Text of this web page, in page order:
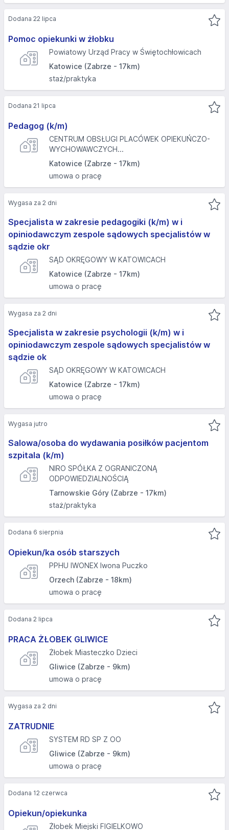
Pomoc opiekunki w żłobku
Powiatowy Urząd Pracy w Świętochłowicach
Katowice (Zabrze - 17km)
staż/praktyka
Dodana 22 lipca
Pedagog (k/m)
CENTRUM OBSŁUGI PLACÓWEK OPIEKUŃCZO-
WYCHOWAWCZYCH...
Katowice (Zabrze - 17km)
umowa o pracę
Dodana 21 lipca
Specjalista w zakresie pedagogiki (k/m) w i
opiniodawczym zespole sądowych specjalistów w
sądzie okr
SĄD OKRĘGOWY W KATOWICACH
Katowice (Zabrze - 17km)
umowa o pracę
Wygasa za 2 dni
Specjalista w zakresie psychologii (k/m) w i
opiniodawczym zespole sądowych specjalistów w
sądzie ok
SĄD OKRĘGOWY W KATOWICACH
Katowice (Zabrze - 17km)
umowa o pracę
Wygasa za 2 dni
Salowa/osoba do wydawania posiłków pacjentom
szpitala (k/m)
NIRO SPÓŁKA Z OGRANICZONĄ
ODPOWIEDZIALNOŚCIĄ
Tarnowskie Góry (Zabrze - 17km)
staż/praktyka
Wygasa jutro
Opiekun/ka osób starszych
PPHU IWONEX Iwona Puczko
Orzech (Zabrze - 18km)
umowa o pracę
Dodana 6 sierpnia
PRACA ŻŁOBEK GLIWICE
Żłobek Miasteczko Dzieci
Gliwice (Zabrze - 9km)
umowa o pracę
Dodana 2 lipca
ZATRUDNIE
SYSTEM RD SP Z OO
Gliwice (Zabrze - 9km)
umowa o pracę
Wygasa za 2 dni
Opiekun/opiekunka
Żłobek Miejski FIGIELKOWO
Dodana 12 czerwca